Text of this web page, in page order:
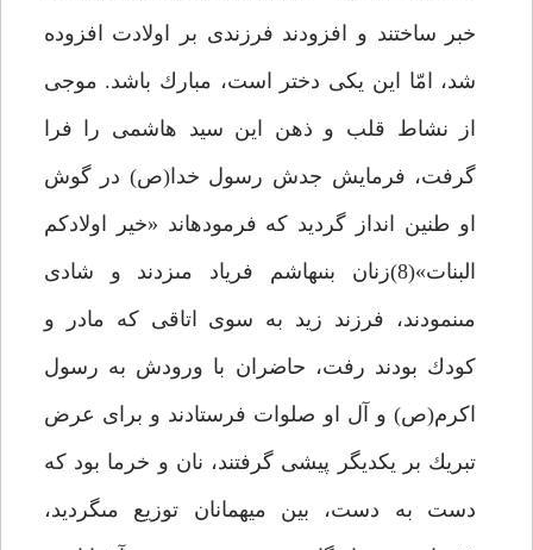
خبر ساختند و افزودند فرزندى بر اولادت افزوده
شد، امّا اين يكى دختر است، مبارك باشد. موجى
از نشاط قلب و ذهن اين سيد هاشمى را فرا
گرفت، فرمايش جدش رسول خدا(ص) در گوش
او طنين انداز گرديد كه فرموده‏اند «خير اولادكم
البنات»(8)زنان بنى‏هاشم فرياد مى‏زدند و شادى
مى‏نمودند، فرزند زيد به سوى اتاقى كه مادر و
كودك بودند رفت، حاضران با ورودش به رسول
اكرم(ص) و آل او صلوات فرستادند و براى عرض
تبريك بر يكديگر پيشى گرفتند، نان و خرما بود كه
دست به دست، بين ميهمانان توزيع مى‏گرديد،